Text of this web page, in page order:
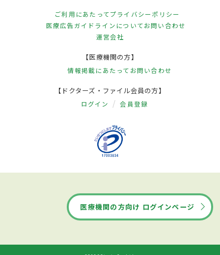
ご利用にあたってプライバシーポリシー
医療広告ガイドラインについてお問い合わせ
運営会社
【医療機関の方】
情報掲載にあたって お問い合わせ
【ドクターズ・ファイル会員の方】
ログイン 会員登録
医療機関の方向け ログインページ